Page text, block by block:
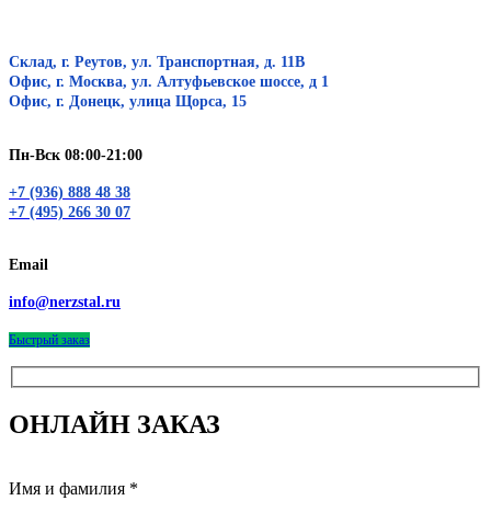
Склад, г. Реутов, ул. Транспортная, д. 11В
Офис, г. Москва, ул. Алтуфьевское шоссе, д 1
Офис, г. Донецк, улица Щорса, 15
Пн-Вск 08:00-21:00
+7 (936) 888 48 38
+7 (495) 266 30 07
Email
info@nerzstal.ru
Быстрый заказ
ОНЛАЙН ЗАКАЗ
Имя и фамилия *